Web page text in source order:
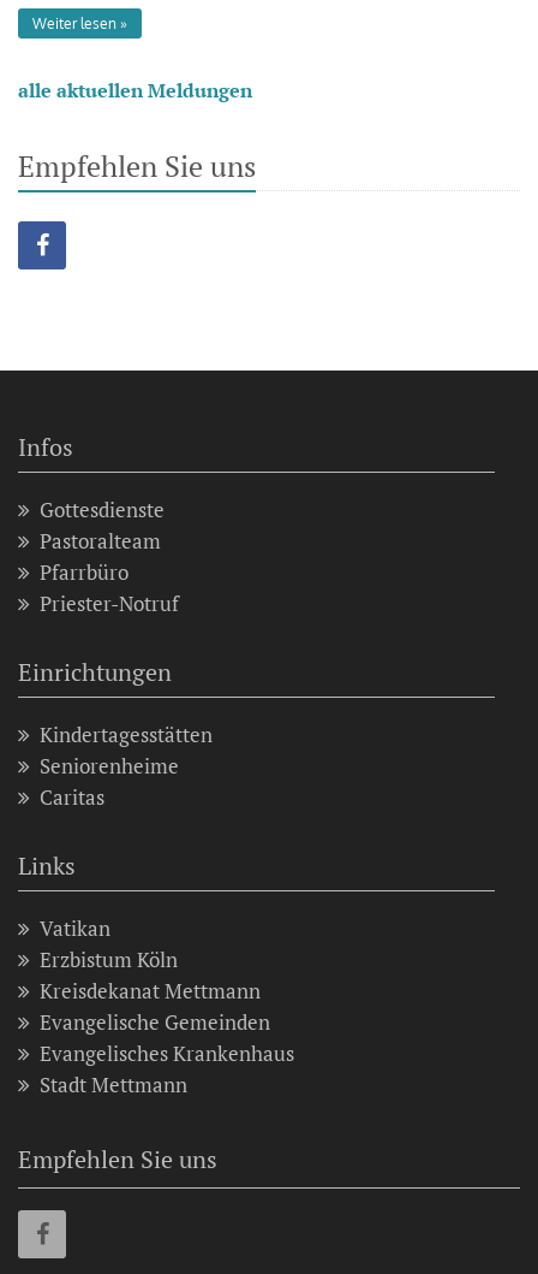
Weiter lesen
alle aktuellen Meldungen
Empfehlen Sie uns
Infos
Gottesdienste
Pastoralteam
Pfarrbüro
Priester-Notruf
Einrichtungen
Kindertagesstätten
Seniorenheime
Caritas
Links
Vatikan
Erzbistum Köln
Kreisdekanat Mettmann
Evangelische Gemeinden
Evangelisches Krankenhaus
Stadt Mettmann
Empfehlen Sie uns